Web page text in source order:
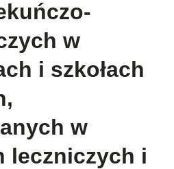
w
i szkołach
w
leczniczych i